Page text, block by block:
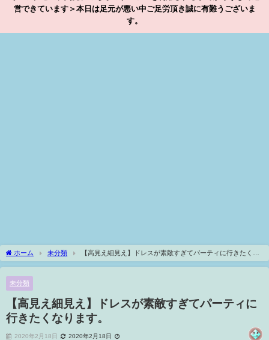
営できています＞本日は足元が悪い中ご足労頂き誠に有難うございま
す。
ホーム 未分類
【高見え細見え】ドレスが素敵すぎてパーティに行きたくな
ります。
未分類
【高見え細見え】ドレスが素敵すぎてパーティに
行きたくなります。
2020年2月18日 2020年2月18日